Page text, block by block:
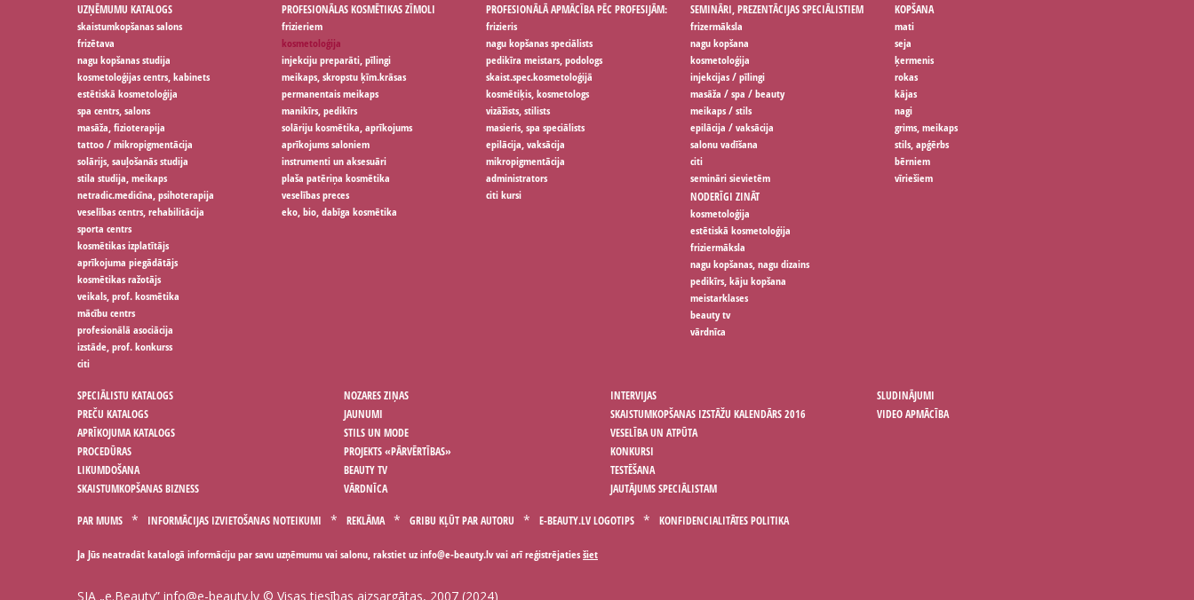
UZŅĒMUMU KATALOGS
skaistumkopšanas salons
frizētava
nagu kopšanas studija
kosmetoloģijas centrs, kabinets
estētiskā kosmetoloģija
spa centrs, salons
masāža, fizioterapija
tattoo / mikropigmentācija
solārijs, sauļošanās studija
stila studija, meikaps
netradic.medicīna, psihoterapija
veselības centrs, rehabilitācija
sporta centrs
kosmētikas izplatītājs
aprīkojuma piegādātājs
kosmētikas ražotājs
veikals, prof. kosmētika
mācību centrs
profesionālā asociācija
izstāde, prof. konkurss
citi
PROFESIONĀLAS KOSMĒTIKAS ZĪMOLI
frizieriem
kosmetoloģija
injekciju preparāti, pīlingi
meikaps, skropstu ķīm.krāsas
permanentais meikaps
manikīrs, pedikīrs
solāriju kosmētika, aprīkojums
aprīkojums saloniem
instrumenti un aksesuāri
plaša patēriņa kosmētika
veselības preces
eko, bio, dabīga kosmētika
PROFESIONĀLĀ APMĀCĪBA PĒC PROFESIJĀM:
frizieris
nagu kopšanas speciālists
pedikīra meistars, podologs
skaist.spec.kosmetoloģijā
kosmētiķis, kosmetologs
vizāžists, stilists
masieris, spa speciālists
epilācija, vaksācija
mikropigmentācija
administrators
citi kursi
SEMINĀRI, PREZENTĀCIJAS SPECIĀLISTIEM
frizermāksla
nagu kopšana
kosmetoloģija
injekcijas / pīlingi
masāža / spa / beauty
meikaps / stils
epilācija / vaksācija
salonu vadīšana
citi
semināri sievietēm
KOPŠANA
mati
seja
ķermenis
rokas
kājas
nagi
grims, meikaps
stils, apģērbs
bērniem
vīriešiem
NODERĪGI ZINĀT
kosmetoloģija
estētiskā kosmetoloģija
friziermāksla
nagu kopšanas, nagu dizains
pedikīrs, kāju kopšana
meistarklases
beauty tv
vārdnīca
SPECIĀLISTU KATALOGS
PREČU KATALOGS
APRĪKOJUMA KATALOGS
PROCEDŪRAS
LIKUMDOŠANA
SKAISTUMKOPŠANAS BIZNESS
NOZARES ZIŅAS
JAUNUMI
STILS UN MODE
PROJEKTS «PĀRVĒRTĪBAS»
BEAUTY TV
VĀRDNĪCA
INTERVIJAS
SKAISTUMKOPŠANAS IZSTĀŽU KALENDĀRS 2016
VESELĪBA UN ATPŪTA
KONKURSI
TESTĒŠANA
JAUTĀJUMS SPECIĀLISTAM
SLUDINĀJUMI
VIDEO APMĀCĪBA
PAR MUMS INFORMĀCIJAS IZVIETOŠANAS NOTEIKUMI REKLĀMA GRIBU KĻŪT PAR AUTORU E-BEAUTY.LV LOGOTIPS KONFIDENCIALITĀTES POLITIKA
Ja Jūs neatradāt katalogā informāciju par savu uzņēmumu vai salonu, rakstiet uz vai arī reģistrējatiesšiet
SIA „e.Beauty” info@e-beauty.lv © Visas tiesības aizsargātas, 2007 (2024)